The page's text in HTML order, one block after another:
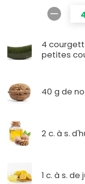
4
petites
40 g de
2 c. à s.
1 c. à s.